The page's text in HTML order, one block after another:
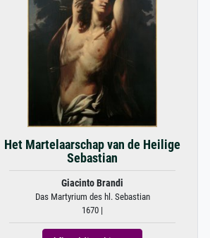
Het Martelaarschap van de Heilige
Sebastian
Giacinto Brandi
Das Martyrium des hl. Sebastian
1670 |